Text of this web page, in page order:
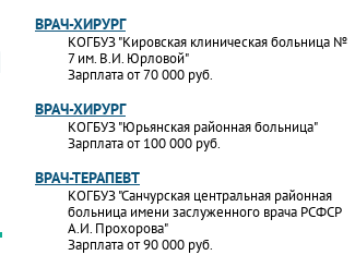
ВРАЧ-ХИРУРГ
КОГБУЗ "Кировская клиническая больница №
7 им. В.И. Юрловой"
Зарплата от 70 000 руб.
ВРАЧ-ХИРУРГ
КОГБУЗ "Юрьянская районная больница"
Зарплата от 100 000 руб.
ВРАЧ-ТЕРАПЕВТ
КОГБУЗ "Санчурская центральная районная
больница имени заслуженного врача РСФСР
А.И. Прохорова"
Зарплата от 90 000 руб.